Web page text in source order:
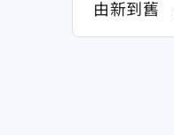
由新到舊